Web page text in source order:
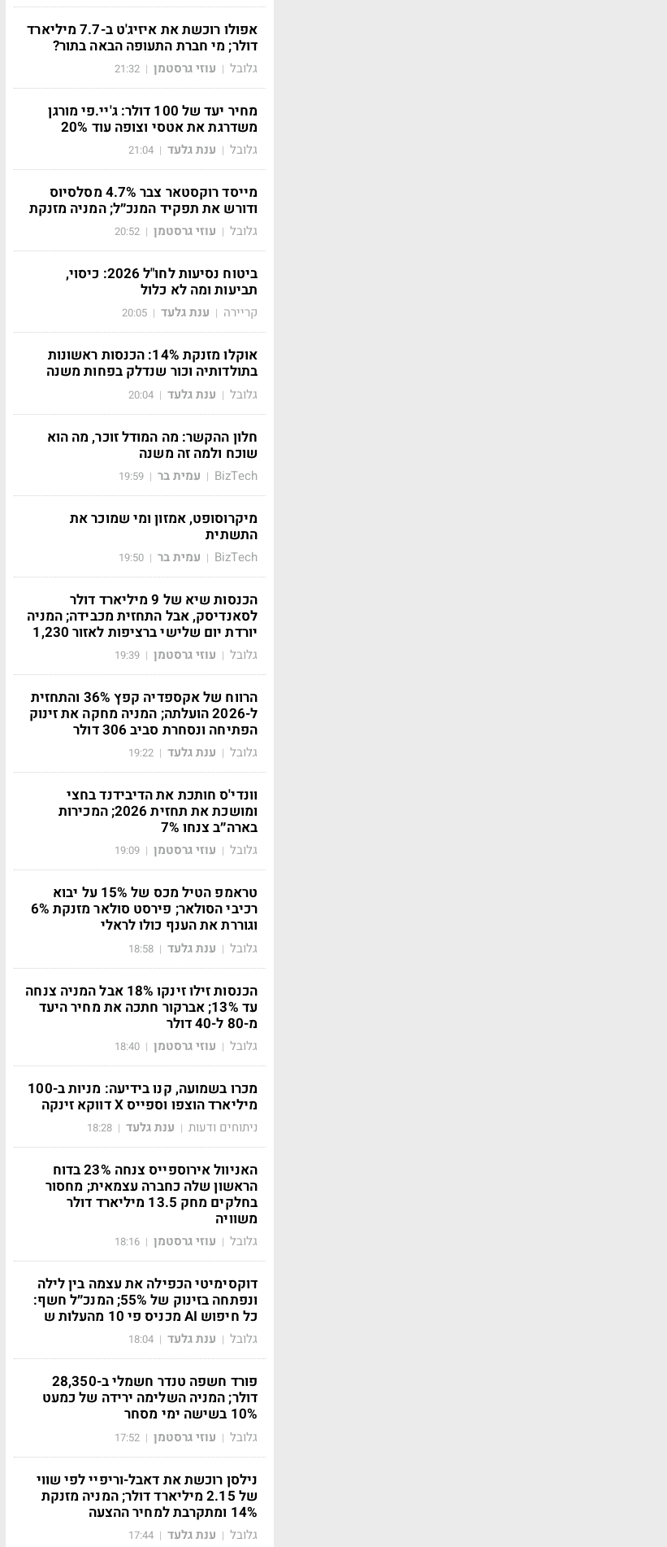
אפולו רוכשת את איזיג'ט ב-7.7 מיליארד
דולר; מי חברת התעופה הבאה בתור?
גלובל | עוזי גרסטמן |
21:32
מחיר יעד של 100 דולר: ג'יי.פי מורגן
משדרגת את אטסי וצופה עוד 20%
גלובל | ענת גלעד |
21:04
מייסד רוקסטאר צבר 4.7% מסלסיוס
ודורש את תפקיד המנכ״ל; המניה מזנקת
גלובל | עוזי גרסטמן |
20:52
ביטוח נסיעות לחו"ל 2026: כיסוי,
תביעות ומה לא כלול
קריירה | ענת גלעד |
20:05
אוקלו מזנקת 14%: הכנסות ראשונות
בתולדותיה וכור שנדלק בפחות משנה
גלובל | ענת גלעד |
20:04
חלון ההקשר: מה המודל זוכר, מה הוא
שוכח ולמה זה משנה
BizTech
| עמית בר |
19:59
מיקרוסופט, אמזון ומי שמוכר את
התשתית
BizTech
| עמית בר |
19:50
הכנסות שיא של 9 מיליארד דולר
לסאנדיסק, אבל התחזית מכבידה; המניה
יורדת יום שלישי ברציפות לאזור 1,230
גלובל | עוזי גרסטמן |
19:39
הרווח של אקספדיה קפץ 36% והתחזית
ל-2026 הועלתה; המניה מחקה את זינוק
הפתיחה ונסחרת סביב 306 דולר
גלובל | ענת גלעד |
19:22
וונדי'ס חותכת את הדיבידנד בחצי
ומושכת את תחזית 2026; המכירות
בארה״ב צנחו 7%
גלובל | עוזי גרסטמן |
19:09
טראמפ הטיל מכס של 15% על יבוא
רכיבי הסולאר; פירסט סולאר מזנקת 6%
וגוררת את הענף כולו לראלי
גלובל | ענת גלעד |
18:58
הכנסות זילו זינקו 18% אבל המניה צנחה
עד 13%; אברקור חתכה את מחיר היעד
מ-80 ל-40 דולר
גלובל | עוזי גרסטמן |
18:40
מכרו בשמועה, קנו בידיעה: מניות ב-100
מיליארד הוצפו וספייס X דווקא זינקה
ניתוחים ודעות | ענת גלעד |
18:28
האניוול אירוספייס צנחה 23% בדוח
הראשון שלה כחברה עצמאית; מחסור
בחלקים מחק 13.5 מיליארד דולר
משוויה
גלובל | עוזי גרסטמן |
18:16
דוקסימיטי הכפילה את עצמה בין לילה
ונפתחה בזינוק של 55%; המנכ״ל חשף:
כל חיפוש AI מכניס פי 10 מהעלות ש
גלובל | ענת גלעד |
18:04
פורד חשפה טנדר חשמלי ב-28,350
דולר; המניה השלימה ירידה של כמעט
10% בשישה ימי מסחר
גלובל | עוזי גרסטמן |
17:52
נילסן רוכשת את דאבל-וריפיי לפי שווי
של 2.15 מיליארד דולר; המניה מזנקת
14% ומתקרבת למחיר ההצעה
גלובל | ענת גלעד |
17:44